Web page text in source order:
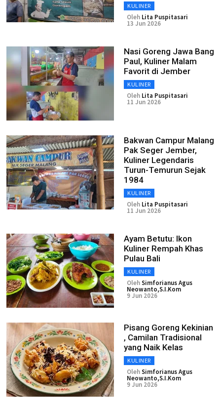
KULINER
Oleh Lita Puspitasari
13 Jun 2026
Nasi Goreng Jawa Bang
Paul, Kuliner Malam
Favorit di Jember
KULINER
Oleh Lita Puspitasari
11 Jun 2026
Bakwan Campur Malang
Pak Seger Jember,
Kuliner Legendaris
Turun-Temurun Sejak
1984
KULINER
Oleh Lita Puspitasari
11 Jun 2026
Ayam Betutu: Ikon
Kuliner Rempah Khas
Pulau Bali
KULINER
OlehSimforianus Agus
Neowanto,S.I.Kom
9 Jun 2026
Pisang Goreng Kekinian
, Camilan Tradisional
yang Naik Kelas
KULINER
OlehSimforianus Agus
Neowanto,S.I.Kom
9 Jun 2026